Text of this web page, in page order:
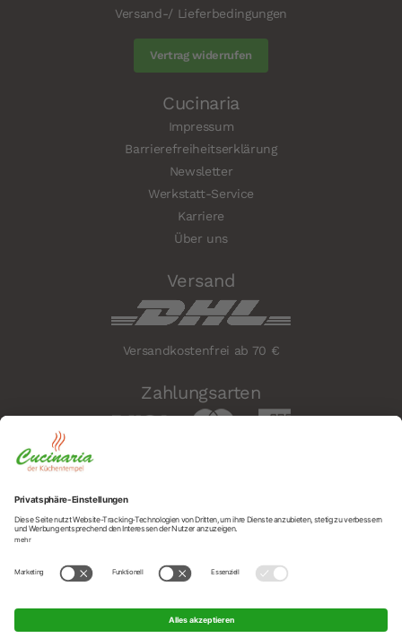
Versand-/ Lieferbedingungen
Vertrag widerrufen
Cucinaria
Impressum
Barrierefreiheitserklärung
Newsletter
Werkstatt-Service
Karriere
Über uns
Versand
Versandkostenfrei ab 70 €
Zahlungsarten
Sicherheit